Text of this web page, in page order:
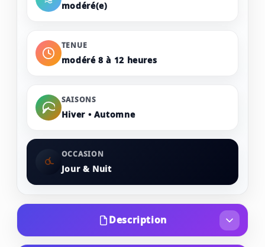
modéré(e)
TENUE
modéré 8 à 12 heures
SAISONS
Hiver • Automne
OCCASION
Jour & Nuit
Description
Le parfum Jimmy Choo Illicit a été présenté en